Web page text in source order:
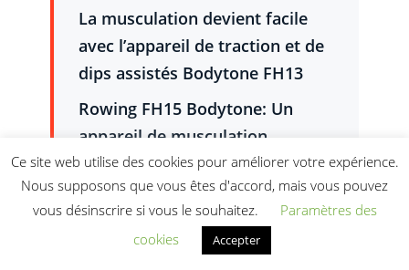
La musculation devient facile
avec l’appareil de traction et de
dips assistés Bodytone FH13
Rowing FH15 Bodytone: Un
appareil de musculation
professionnel pour des résultats
spectaculaires
Lateral Raise FH24 Bodytone: La
machine ultime pour tonifier les
Ce site web utilise des cookies pour améliorer votre expérience.
Nous supposons que vous êtes d'accord, mais vous pouvez
vous désinscrire si vous le souhaitez.
Paramètres des
cookies
Accepter